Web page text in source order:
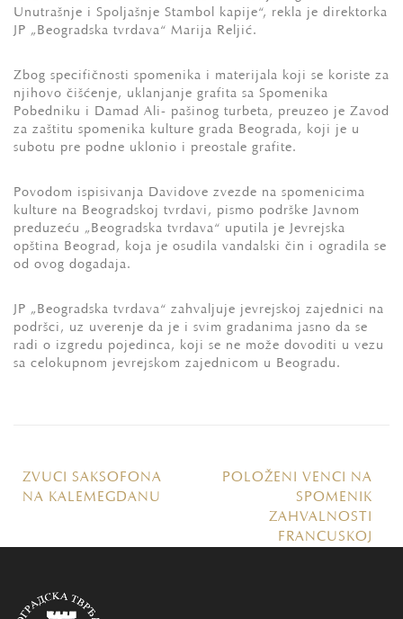
Unutrašnje i Spoljašnje Stambol kapije“, rekla je direktorka
JP „Beogradska tvrđava“ Marija Reljić.
Zbog specifičnosti spomenika i materijala koji se koriste za
njihovo čišćenje, uklanjanje grafita sa Spomenika
Pobedniku i Damad Ali- pašinog turbeta, preuzeo je Zavod
za zaštitu spomenika kulture grada Beograda, koji je u
subotu pre podne uklonio i preostale grafite.
Povodom ispisivanja Davidove zvezde na spomenicima
kulture na Beogradskoj tvrđavi, pismo podrške Javnom
preduzeću „Beogradska tvrđava“ uputila je Jevrejska
opština Beograd, koja je osudila vandalski čin i ogradila se
od ovog događaja.
JP „Beogradska tvrđava“ zahvaljuje jevrejskoj zajednici na
podršci, uz uverenje da je i svim građanima jasno da se
radi o izgredu pojedinca, koji se ne može dovoditi u vezu
sa celokupnom jevrejskom zajednicom u Beogradu.
ZVUCI SAKSOFONA
NA KALEMEGDANU
POLOŽENI VENCI NA
SPOMENIK
ZAHVALNOSTI
FRANCUSKOJ